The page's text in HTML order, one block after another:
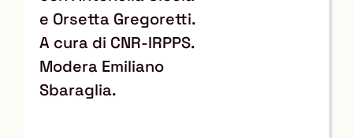
e Orsetta Gregoretti.
A cura di CNR-IRPPS.
Modera Emiliano
Sbaraglia.